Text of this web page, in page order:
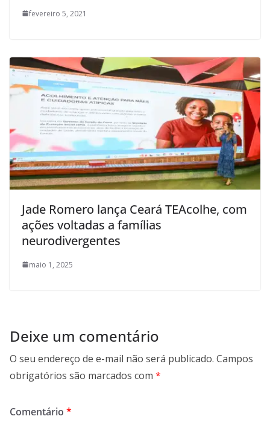
fevereiro 5, 2021
Jade Romero lança Ceará TEAcolhe, com
ações voltadas a famílias
neurodivergentes
maio 1, 2025
Deixe um comentário
O seu endereço de e-mail não será publicado. Campos
obrigatórios são marcados com *
Comentário *